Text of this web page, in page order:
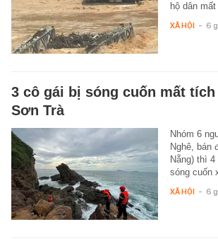
hộ dân
XÃ HỘI - 6
3 cô gái bị sóng cuốn mất
Sơn Trà
Nhóm 6
Nghê, bán
Nẵng) thì
sóng cuốn
XÃ HỘI - 6